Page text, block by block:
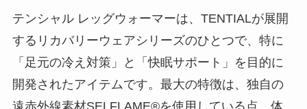
テンシャル レッグウォーマーは、TENTIALが展開
するリカバリーウェアシリーズのひとつで、特に
「足元の冷え対策」と「快眠サポート」を目的に
開発されたアイテムです。最大の特徴は、独自の
遠赤外線素材SELFLAME®を使用している点。体